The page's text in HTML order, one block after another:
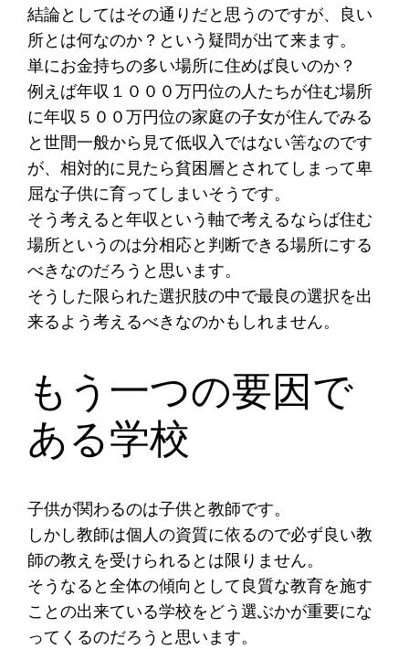
結論としてはその通りだと思うのですが、良い
所とは何なのか？という疑問が出て来ます。
単にお金持ちの多い場所に住めば良いのか？
例えば年収１０００万円位の人たちが住む場所
に年収５００万円位の家庭の子女が住んでみる
と世間一般から見て低収入ではない筈なのです
が、相対的に見たら貧困層とされてしまって卑
屈な子供に育ってしまいそうです。
そう考えると年収という軸で考えるならば住む
場所というのは分相応と判断できる場所にする
べきなのだろうと思います。
そうした限られた選択肢の中で最良の選択を出
来るよう考えるべきなのかもしれません。
もう一つの要因で
ある学校
子供が関わるのは子供と教師です。
しかし教師は個人の資質に依るので必ず良い教
師の教えを受けられるとは限りません。
そうなると全体の傾向として良質な教育を施す
ことの出来ている学校をどう選ぶかが重要にな
ってくるのだろうと思います。